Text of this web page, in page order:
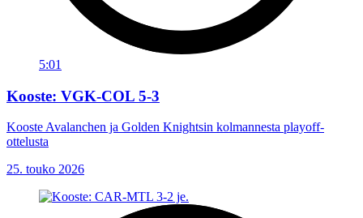
5:01
Kooste: VGK-COL 5-3
Kooste Avalanchen ja Golden Knightsin kolmannesta playoff-
ottelusta
25. touko 2026